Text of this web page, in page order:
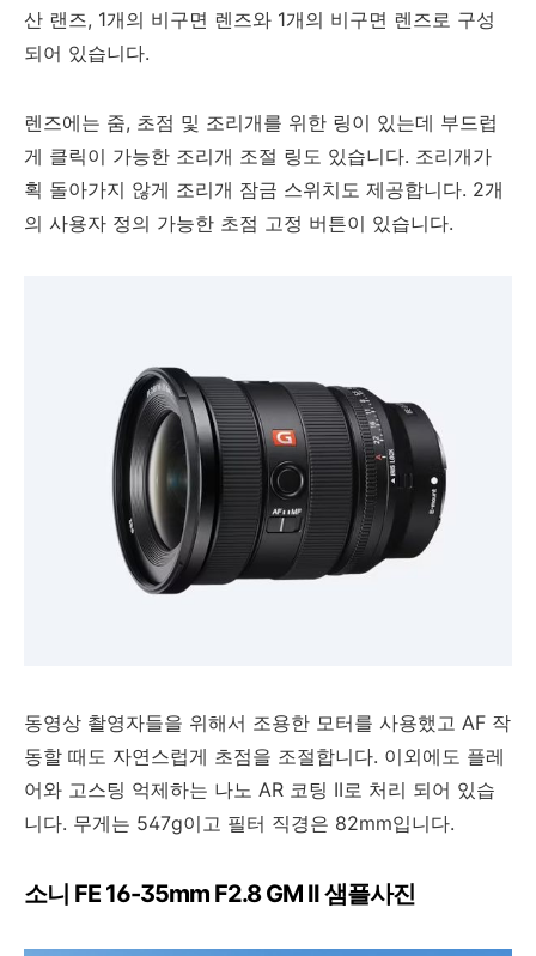
산 랜즈, 1개의 비구면 렌즈와 1개의 비구면 렌즈로 구성
되어 있습니다.
렌즈에는 줌, 초점 및 조리개를 위한 링이 있는데 부드럽
게 클릭이 가능한 조리개 조절 링도 있습니다. 조리개가
획 돌아가지 않게 조리개 잠금 스위치도 제공합니다. 2개
의 사용자 정의 가능한 초점 고정 버튼이 있습니다.
동영상 촬영자들을 위해서 조용한 모터를 사용했고 AF 작
동할 때도 자연스럽게 초점을 조절합니다. 이외에도 플레
어와 고스팅 억제하는 나노 AR 코팅 II로 처리 되어 있습
니다. 무게는 547g이고 필터 직경은 82mm입니다.
소니 FE 16-35mm F2.8 GM II 샘플사진